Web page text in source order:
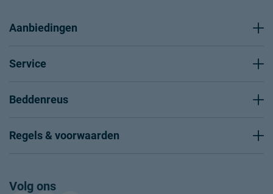
Aanbiedingen
Service
Beddenreus
Regels & voorwaarden
Volg ons